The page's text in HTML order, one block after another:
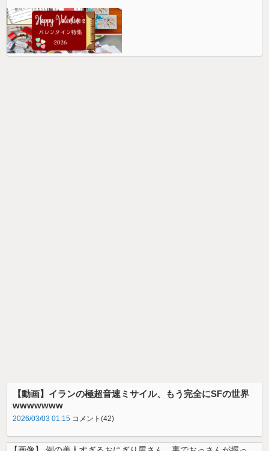
【動画】イランの極超音速ミサイル、もう完全にSFの世界
wwwwwww
2026/03/03 01:15 コメント(42)